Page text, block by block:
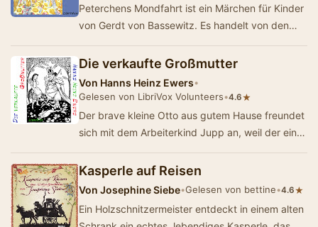
Peterchens Mondfahrt ist ein Märchen für Kinder
von Gerdt von Bassewitz. Es handelt von den
Die verkaufte Großmutter
Von Hanns Heinz Ewers•
Gelesen von LibriVox Volunteers•4.6★
Der brave kleine Otto aus gutem Hause freundet
sich mit dem Arbeiterkind Jupp an, weil der eine
Kasperle auf Reisen
Von Josephine Siebe•Gelesen von bettine•4.6★
Ein Holzschnitzermeister entdeckt in einem alten